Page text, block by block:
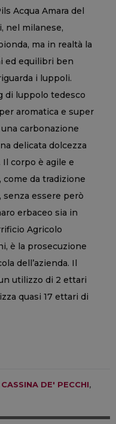
Acqua Amara del
nel milanese,
ma in realtà la
ed equilibri ben
i luppoli.
di luppolo tedesco
aromatica e super
carbonazione
delicata dolcezza
Il corpo è agile e
da tradizione
essere però
erbaceo sia in
Agricolo
è la prosecuzione
dell’azienda. Il
utilizzo di 2 ettari
quasi 17 ettari di
CASSINA DE' PECCHI,